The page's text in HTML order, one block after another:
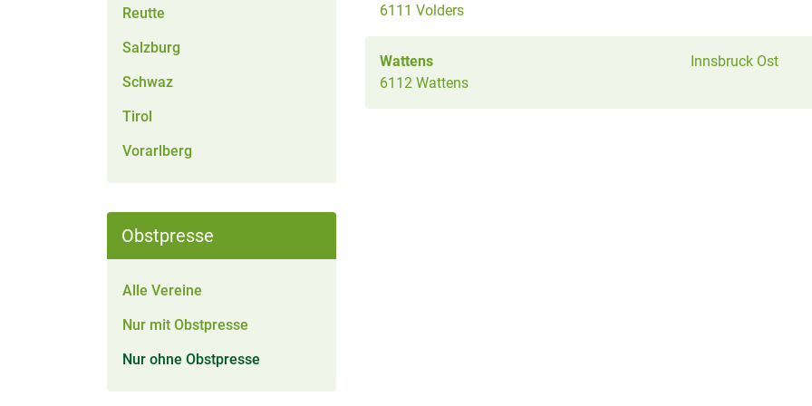
Reutte
Salzburg
Schwaz
Tirol
Vorarlberg
Obstpresse
Alle Vereine
Nur mit Obstpresse
Nur ohne Obstpresse
6111 Volders
Wattens
6112 Wattens
Innsbruck Ost